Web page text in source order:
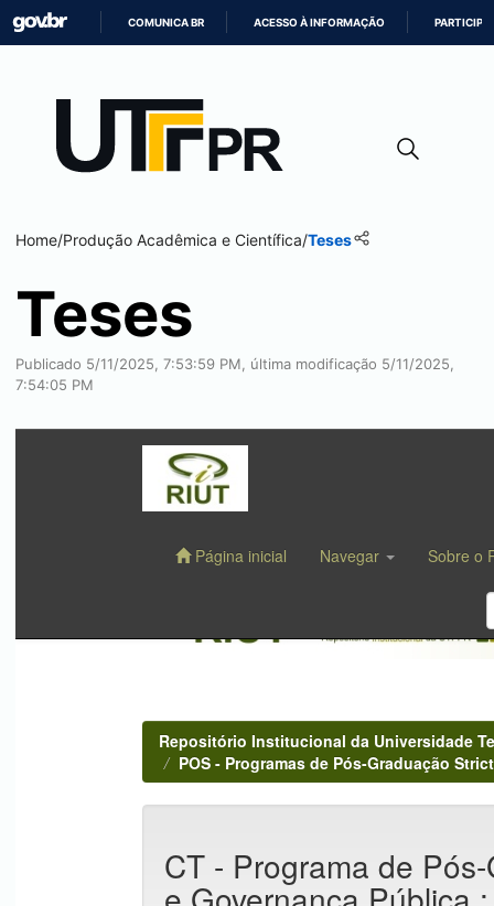
CONTEÚDO
COMUNICA BR ACESSO À INFORMAÇÃO PARTICIPE
Home/Produção Acadêmica e Científica/Teses
Teses
Publicado 5/11/2025, 7:53:59 PM, última modificação 5/11/2025,
7:54:05 PM